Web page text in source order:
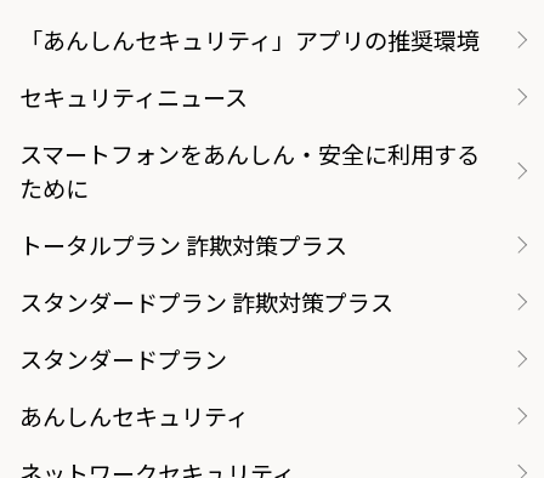
「あんしんセキュリティ」アプリの推奨環境
セキュリティニュース
スマートフォンをあんしん・安全に利用する
ために
トータルプラン 詐欺対策プラス
スタンダードプラン 詐欺対策プラス
スタンダードプラン
あんしんセキュリティ